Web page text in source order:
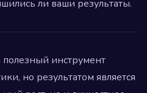
ли ваши результаты.
инструмент
но результатом является